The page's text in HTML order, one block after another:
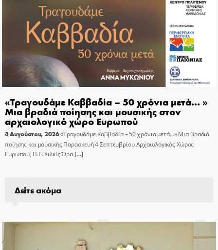
«Τραγουδάμε Καββαδία – 50 χρόνια μετά… »
Μια βραδιά ποίησης και μουσικής στον
αρχαιολογικό χώρο Ευρωπού
3 Αυγούστου, 2026«Τραγουδάμε Καββαδία – 50 χρόνια μετά…» Μια βραδιά
ποίησης και μουσικής Παρασκευή 4 Σεπτεμβρίου Αρχαιολογικός Χώρος
Ευρωπού, Π.Ε. Κιλκίς Ώρα[…]
Δείτε ακόμα